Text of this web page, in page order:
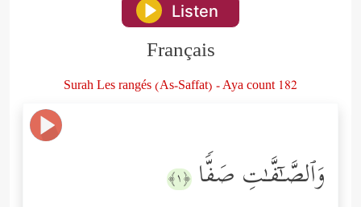
Listen
Français
Surah Les rangés (As-Saffat) - Aya count 182
وَٱلصَّـٰۤفَّـٰتِ صَفࣰّا ﴿١﴾